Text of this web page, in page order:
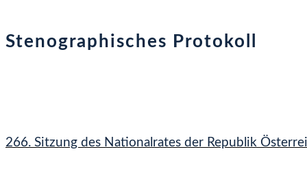
Stenographisches Protokoll
266. Sitzung des Nationalrates der Republik